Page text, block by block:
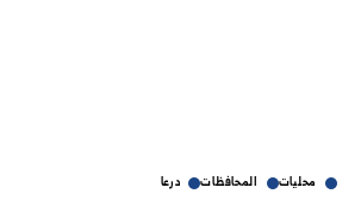
محليات المحافظات درعا